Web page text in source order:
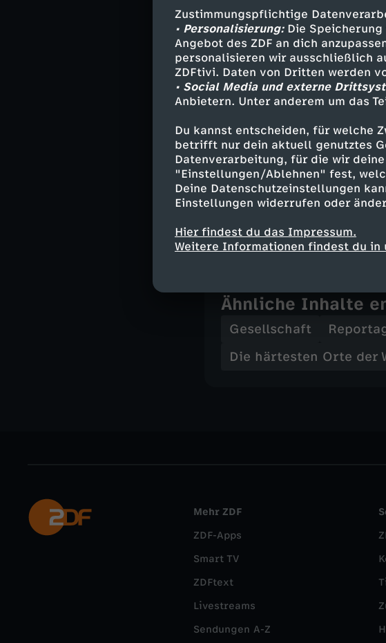
Zustimmungspflichtige
• Personalisierung:Die Speicherung
Angebot des ZDF an dich
personalisieren wir ausschließlich
ZDFtivi. Daten von Dritten werden
• Social Media und externe
Anbietern. Unter anderem um das
Du kannst entscheiden, für welche
betrifft nur dein aktuell genutztes
Datenverarbeitung, für die wir
"Einstellungen/Ablehnen" fest,
Deine Datenschutzeinstellungen
Einstellungen widerrufen oder
Hier findest du das Impressum.
Weitere Informationen findest du in
Sebastian Perez Pezzani
lebensfeindliche
über 2000 Meter hohen
Am Ufer des Säuresees
Schutzkleidung und
wird in Körben aus dem
ihren Lohn erhalten: nur
ihr Leben aufs Spiel setzen.
Der Journalist Sebastian
Welt und dokumentiert
Elend und Kriminalität
Ähnliche Inhalte
Gesellschaft
Die härtesten Orte der
Mehr ZDF
ZDF-Apps
Smart TV
ZDFtext
Livestreams
Sendungen A-Z